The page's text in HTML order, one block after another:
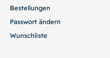
Bestellungen
Passwort ändern
Wunschliste